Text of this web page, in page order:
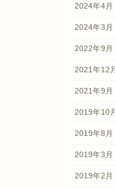
2024年4月
2024年3月
2022年9月
2021年12
2021年9月
2019年10
2019年8月
2019年3月
2019年2月